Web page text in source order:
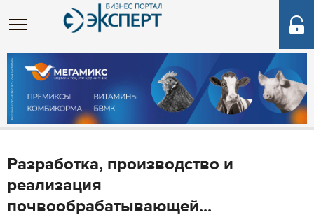
Разработка, производство и
реализация
почвообрабатывающей...